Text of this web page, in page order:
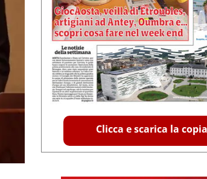
Clicca e scarica la copia